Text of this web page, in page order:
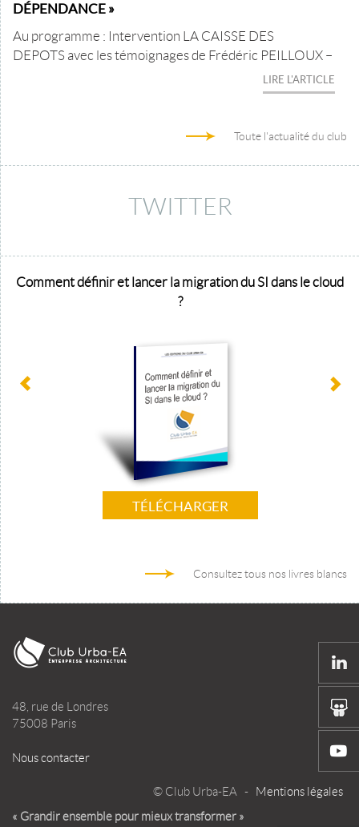
DÉPENDANCE »
Au programme : Intervention LA CAISSE DES
DEPOTS avec les témoignages de Frédéric PEILLOUX –
LIRE L'ARTICLE
Toute l'actualité du club
TWITTER
Comment définir et lancer la migration du SI dans le cloud
?
TÉLÉCHARGER
Consultez tous nos livres blancs
48, rue de Londres
75008 Paris
Nous contacter
© Club Urba-EA -
Mentions légales
« Grandir ensemble pour mieux transformer »